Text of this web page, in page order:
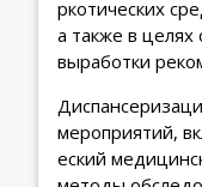
ркотических
а также в целях
выработки
мероприятий,
еский